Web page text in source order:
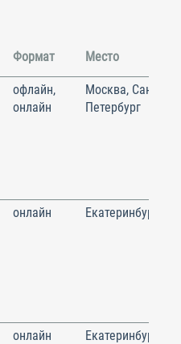
Формат Место
офлайн,
онлайн
Москва, Санкт-
Петербург
онлайн Екатеринбург
онлайн Екатеринбург